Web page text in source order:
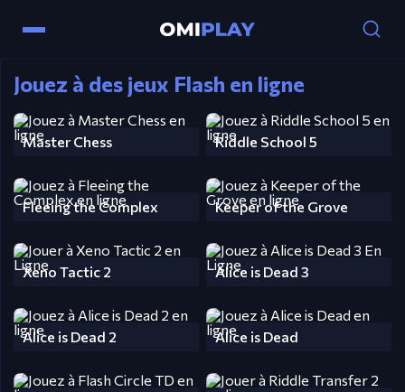
Jouez à des jeux Flash en ligne
Master Chess Riddle School 5
Fleeing the Complex Keeper of the Grove
Xeno Tactic 2 Alice is Dead 3
Alice is Dead 2 Alice is Dead